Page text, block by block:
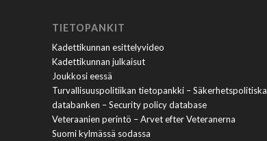
TIETOPANKIT
Kadettikunnan esittelyvideo
Kadettikunnan julkaisut
Joukkosi eessä
Turvallisuuspolitiikan tietopankki – Säkerhetspolitiska
databanken – Security policy database
Veteraanien perintö – Arvet efter Veteranerna
Suomi kylmässä sodassa